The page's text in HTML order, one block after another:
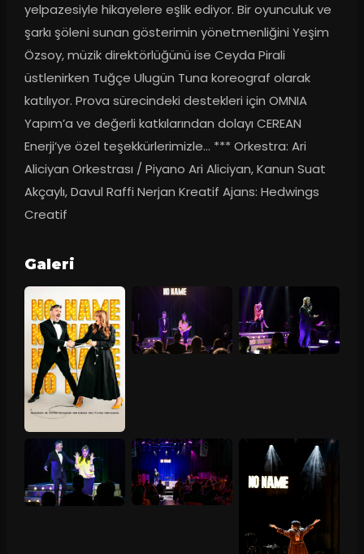
yelpazesiyle hikayelere eşlik ediyor. Bir oyunculuk ve
şarkı şöleni sunan gösterimin yönetmenliğini Yeşim
Özsoy, müzik direktörlüğünü ise Ceyda Pirali
üstlenirken Tuğçe Ulugün Tuna koreograf olarak
katılıyor. Prova sürecindeki destekleri için OMNIA
Yapım’a ve değerli katkılarından dolayı CEREAN
Enerji’ye özel teşekkürlerimizle... *** Orkestra: Ari
Aliciyan Orkestrası / Piyano Ari Aliciyan, Kanun Suat
Akçaylı, Davul Raffi Nerjan Kreatif Ajans: Hedwings
Creatif
Galeri